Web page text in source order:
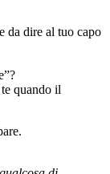
da dire al tuo capo
quando il